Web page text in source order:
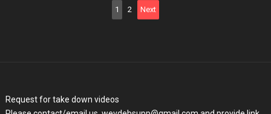
1 2 Next
Request for take down videos